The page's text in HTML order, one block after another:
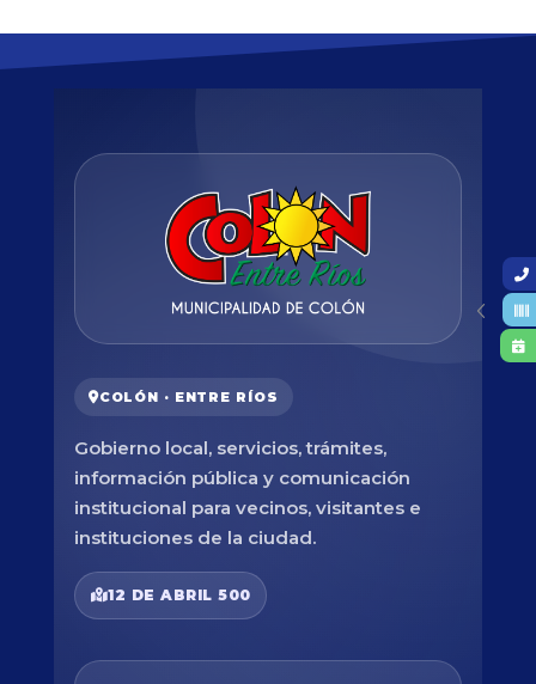
COLÓN · ENTRE RÍOS
Gobierno local, servicios, trámites,
información pública y comunicación
institucional para vecinos, visitantes e
instituciones de la ciudad.
12 DE ABRIL 500